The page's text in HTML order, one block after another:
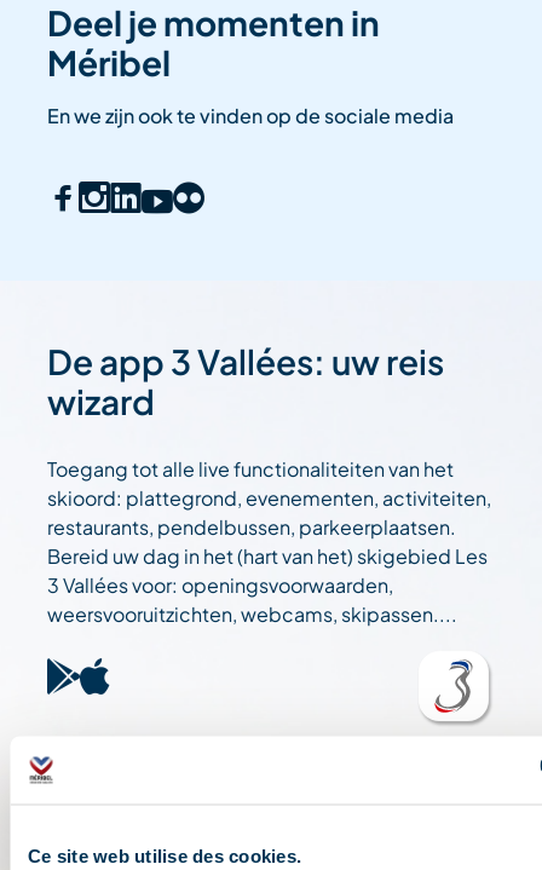
Ce site web utilise des cookies.
Deel je momenten in
Méribel
En we zijn ook te vinden op de sociale media
De app 3 Vallées: uw reis
wizard
Toegang tot alle live functionaliteiten van het
skioord: plattegrond, evenementen, activiteiten,
restaurants, pendelbussen, parkeerplaatsen.
Bereid uw dag in het (hart van het) skigebied Les
3 Vallées voor: openingsvoorwaarden,
weersvooruitzichten, webcams, skipassen....